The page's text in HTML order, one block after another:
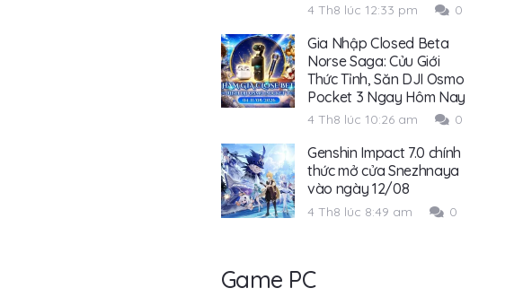
4 Th8 lúc 12:33 pm 0
Gia Nhập Closed Beta
Norse Saga: Cửu Giới
Thức Tỉnh, Săn DJI Osmo
Pocket 3 Ngay Hôm Nay
4 Th8 lúc 10:26 am 0
Genshin Impact 7.0 chính
thức mở cửa Snezhnaya
vào ngày 12/08
4 Th8 lúc 8:49 am 0
Game PC